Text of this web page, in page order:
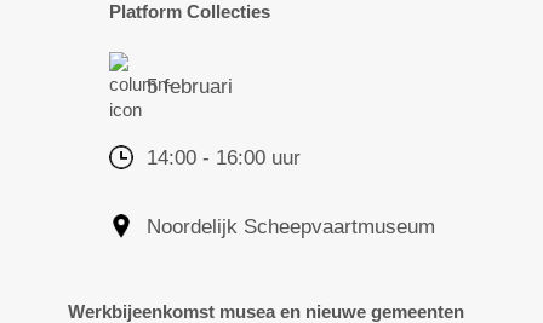
Platform Collecties
5 februari
14:00 - 16:00 uur
Noordelijk Scheepvaartmuseum
Werkbijeenkomst musea en nieuwe gemeenten